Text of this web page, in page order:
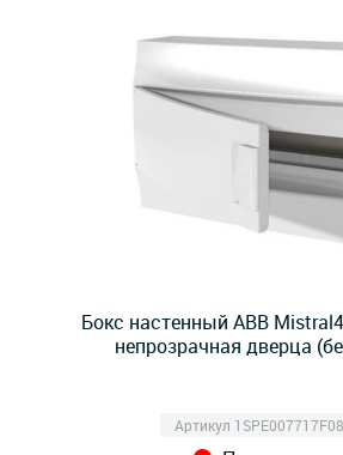
Бокс настенный ABB
непрозрачная дверца
Артикул